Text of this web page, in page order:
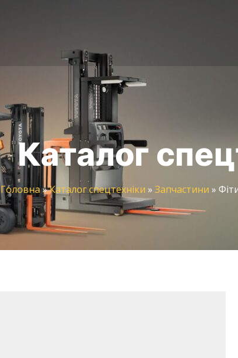
Каталог
Головна»Каталог спецтехніки » Запчастини »